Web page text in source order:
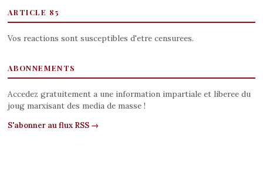
ARTICLE 85
Vos reactions sont susceptibles d'etre censurees.
ABONNEMENTS
Accedez gratuitement a une information impartiale et liberee du
joug marxisant des media de masse !
S'abonner au flux RSS →